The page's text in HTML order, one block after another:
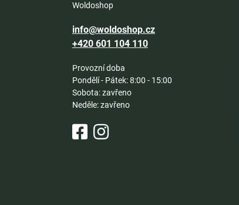
Woldoshop
info@woldoshop.cz
+420 601 104 110
Provozní doba
Pondělí - Pátek: 8:00 - 15:00
Sobota: zavřeno
Neděle: zavřeno